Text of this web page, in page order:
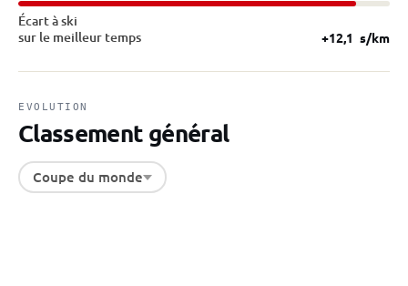
Écart à ski
sur le meilleur temps
+12,1 s/km
EVOLUTION
Classement général
Coupe du monde